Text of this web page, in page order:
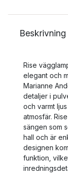
Beskrivning
Rise
elegant och
Marianne
detaljer i
och varmt
atmosfär.
sängen som
hall och är
designen
funktion,